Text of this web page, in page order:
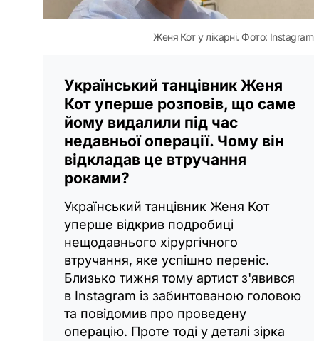
Женя Кот у лікарні. Фото: Instagram
Український танцівник Женя
Кот уперше розповів, що саме
йому видалили під час
недавньої операції. Чому він
відкладав це втручання
роками?
Український танцівник Женя Кот
уперше відкрив подробиці
нещодавнього хірургічного
втручання, яке успішно переніс.
Близько тижня тому артист з'явився
в Instagram із забинтованою головою
та повідомив про проведену
операцію. Проте тоді у деталі зірка